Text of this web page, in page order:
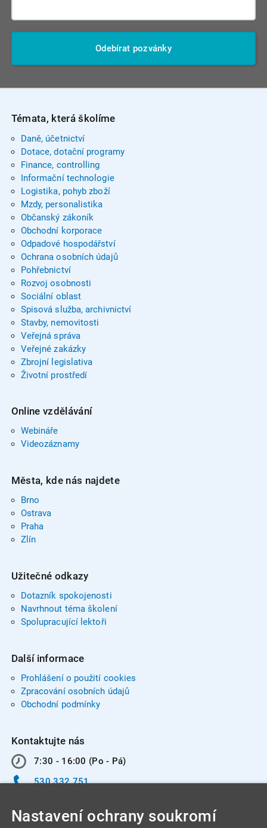
Odebírat pozvánky
Témata, která školíme
Daně, účetnictví
Dotace, dotační programy
Finance, controlling
Informační technologie
Logistika, pohyb zboží
Mzdy, personalistika
Občanský zákoník
Obchodní korporace
Odpadové hospodářství
Ochrana osobních údajů
Pohřebnictví
Rozvoj osobnosti
Sociální oblast
Spisová služba, archivnictví
Stavby, nemovitosti
Veřejná správa
Veřejné zakázky
Zbrojní legislativa
Životní prostředí
Online vzdělávání
Webináře
Videozáznamy
Města, kde nás najdete
Brno
Ostrava
Praha
Zlín
Užitečné odkazy
Dotazník spokojenosti
Navrhnout téma školení
Spolupracující lektoři
Další informace
Prohlášení o použití cookies
Zpracování osobních údajů
Obchodní podmínky
Kontaktujte nás
7:30 - 16:00 (Po - Pá)
530 332 751
Nastavení ochrany soukromí